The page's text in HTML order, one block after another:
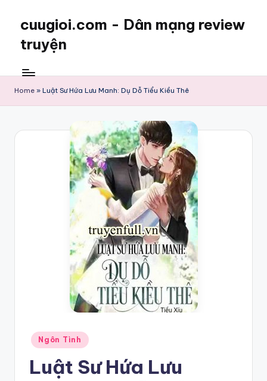
cuugioi.com - Dân mạng review
truyện
Home » Luật Sư Hứa Lưu Manh: Dụ Dỗ Tiểu Kiều Thê
Posted
in
Ngôn Tình
Luật Sư Hứa Lưu